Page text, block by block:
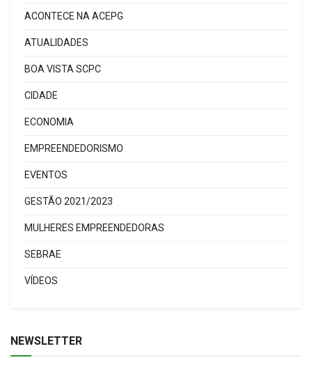
ACONTECE NA ACEPG
ATUALIDADES
BOA VISTA SCPC
CIDADE
ECONOMIA
EMPREENDEDORISMO
EVENTOS
GESTÃO 2021/2023
MULHERES EMPREENDEDORAS
SEBRAE
VÍDEOS
NEWSLETTER